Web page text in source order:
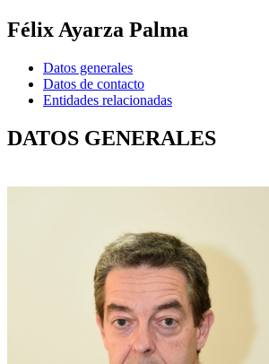
Félix Ayarza Palma
Datos generales
Datos de contacto
Entidades relacionadas
DATOS GENERALES